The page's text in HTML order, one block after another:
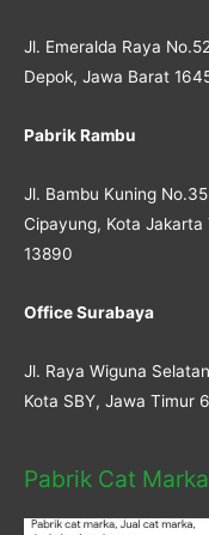
Jl. Emeralda Raya
Depok, Jawa Barat
Pabrik Rambu
Jl. Bambu Kuning
Cipayung, Kota
13890
Office Surabaya
Jl. Raya Wiguna
Kota SBY, Jawa Timur
Pabrik Cat Marka